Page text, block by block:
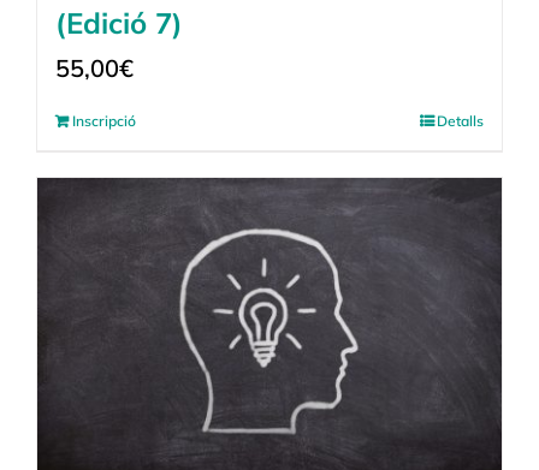
(Edició 7)
55,00€
Inscripció Detalls